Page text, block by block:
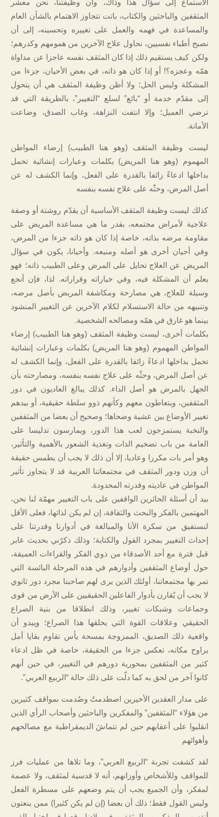
الاستماع إلى سؤال هذا وذاك، وأن وظيفتنا، نحن معشر
المثقفين والباحثين والكتاب، باتت تتجاوز الاهتمام بالشأن العام
والمساعدة في فهمه والعمل على تغييره وتحسينه، إلى أن
نصبح أطباء نفسيين، نحاول علاج الآخرين من همومهم وكدرهم؛
ولكن كيف يستقيم ذلك إذا كان المثقف نفسه عاجزا عن مداواة
همّه وعجزه؟! أو إذا كان هو ذاته، في بعض الأحيان، جزءا من
المشكلة وليس الحل؛ ولا أظن وظيفة المثقف هي أن يتحول
إلى مقدّم خدمة أو “بائع” لسلع “التغيير”، بالطريقة التي قد
ترضي العميل؛ وإلا انتفت النزاهة، وغاب الصدق، وضاعت
الأمانة.
ليست وظيفة المثقف (وهو هنا الطبيب) إرضاء المواطن
المهموم (وهو هنا المريض) بكلمات وعبارات إنشائية تحمل
بداخلها ادعاءً زائفا بالقدرة على الفعل، وإنما الكشف له عن
أصل المرض، وحثّه على علاج نفسه بنفسه
كذلك ليست وظيفة المثقف الأساسية أن يقدّم روشتة أو وصفة
علاجية لأمراض مجتمعه، بقدر ما هي مساعدة المريض على
مقاومة مرضه بذاته، خاصة إذا كان هو ذاته جزءا من المرض،
وفي أحيان أخرى هو أصله ومنبعه. وأحيانا، يكون في سؤال
المريض عن العلاج تحايل على المرض وعلى الطبيب ذاته؛ فهو
يعلم أن المشكلة فيه، وفي خياراته وقراراته. لذا، فإن أنجع
وسيلة للعلاج، هي مصارحة ومكاشفة المريض بأصل مرضه،
وتنبيهه من حالة الاستسلام لكلام الآخرين عن التغيير المنشود
بينما هو غارق في همّه ومصالحه الشخصية.
بكلمات أخرى، ليست وظيفة المثقف (وهو هنا الطبيب) إرضاء
المواطن المهموم (وهو هنا المريض) بكلمات وعبارات إنشائية
تحمل بداخلها ادعاءً زائفا بالقدرة على الفعل، وإنما الكشف له
عن أصل المرض، وحثّه على علاج نفسه بنفسه، ومصارحته بأن
الجهل بالمرض هو أصل الداء. كذلك يبالغ العاديون في دور
المثقفين، ويتعاطون معهم وكأنهم ذوو سلطة حقيقية، أو بيدهم
تغيير الأوضاع بين عشية وضحاها؛ وصحيح أن بعضا من المثقفين
والنخبة يستمزجون لعب هذا الدور، ويمارسون تدليسا على
العامة من باب تضخيم الذات وتغذية الشعور بالأهمية والتأثير،
وهو أمر بات مكررا وعاديا، إلا أن ذلك لا يجب أن يطمس حقيقة
أن وزن ودور المثقف في مجتمعاتنا العربية قد لا يتجاوز تأثير
المواطن في عاديته وقدرته المحدودة.
بيد أن أسئلة الحائرين الواقفين على باب التغيير مهمّة لنا نحن،
المهتمين بالفكر والبحث والثقافة، إن لم يكن لذاتها، فعلى الأقل
لنستفيق من سكرة الأنا والمبالغة في أدوارنا وقدرتنا على
إحداث التغيير بمجرد القول والكتابة؛ وذلك ذكرّني بحديث عابر
قبل فترة مع أحد الأصدقاء من ذوي الفكر والقراءات العميقة،
حول أوضاع المثقفين وأدوارهم في هذه المرحلة البائسة التي
تمر بها مجتمعاتنا، أولئك الذين يرى لهم صاحبنا مجرد دور ثانوي
لا يجب أن يُقارن بأدوار الفاعلين الحقيقيين على الأرض من قوى
وجماعات وشبكات تغيير، وذلك انطلاقا من بنية الصراع
الحقيقي وعلاقات القوة التي يخلقها هذا الصراع؛ ويبدو أن
واقعية ذلك الصديق، الممزوجة بمسحة يأس تقاوم بقايا أمل
يراوح مكانه، تعكس جزءا من الحقيقة، خاصة في ظل ادعاء
كثير من المثقفين بمحورية دورهم في التغيير، في حين أنهم
كانوا آخر من لحق به كما دلّت على ذلك حالة “الربيع العربي”.
على مدار العقدين الأخيرين اصطدمتُ وصُدمت بمواقف كثيرين
من هؤلاء “المثقفين” والمفكرين والباحثين وأصحاب الرأي الذين
انقلبوا على أعقابهم حين لم تتماشَ الديمقراطية مع مصالحهم
وأهوائهم
لقد كشفت تجربة “الربيع العربي”، وما تلاها من عمليات فرز
للمواقف وللأشخاص وأوزانهم، أنه لا قدسية لمثقف، ولا عصمة
لمفكر، وأن الجميع يجب أن يتم وضعهم على مسطرة الفعل
وليس القول فقط؛ ذلك أن بعضا (إن لم يكن كثيرا) ممن ينعتون